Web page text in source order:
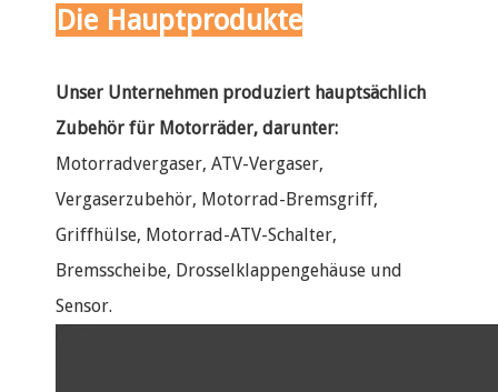
Industriestandard: Japanischer,
chinesischer Standard
Die Hauptprodukte
Unser Unternehmen produziert hauptsächlich
Zubehör für Motorräder, darunter:
Motorradvergaser, ATV-Vergaser,
Vergaserzubehör, Motorrad-Bremsgriff,
Griffhülse, Motorrad-ATV-Schalter,
Bremsscheibe, Drosselklappengehäuse und
Sensor.